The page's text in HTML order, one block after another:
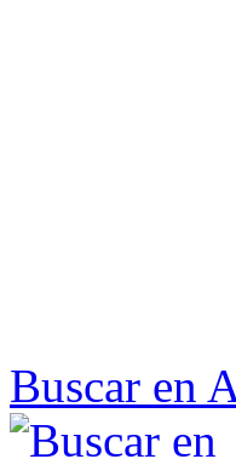
Buscar en